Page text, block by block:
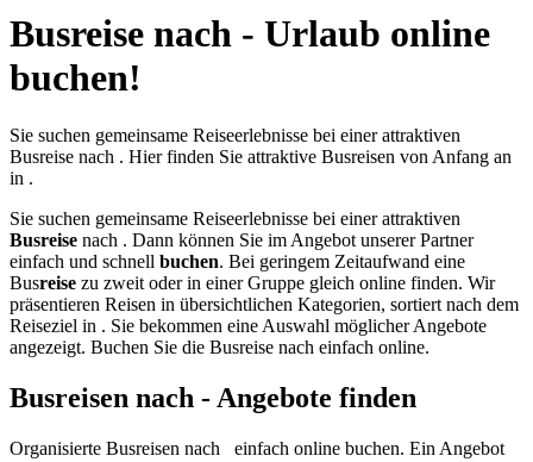
Busreise nach - Urlaub online
buchen!
Sie suchen gemeinsame Reiseerlebnisse bei einer attraktiven
Busreise nach . Hier finden Sie attraktive Busreisen von Anfang an
in .
Sie suchen gemeinsame Reiseerlebnisse bei einer attraktiven
Busreise nach . Dann können Sie im Angebot unserer Partner
einfach und schnell buchen. Bei geringem Zeitaufwand eine
Busreise zu zweit oder in einer Gruppe gleich online finden. Wir
präsentieren Reisen in übersichtlichen Kategorien, sortiert nach dem
Reiseziel in . Sie bekommen eine Auswahl möglicher Angebote
angezeigt. Buchen Sie die Busreise nach einfach online.
Busreisen nach - Angebote finden
Organisierte Busreisen nach einfach online buchen. Ein Angebot